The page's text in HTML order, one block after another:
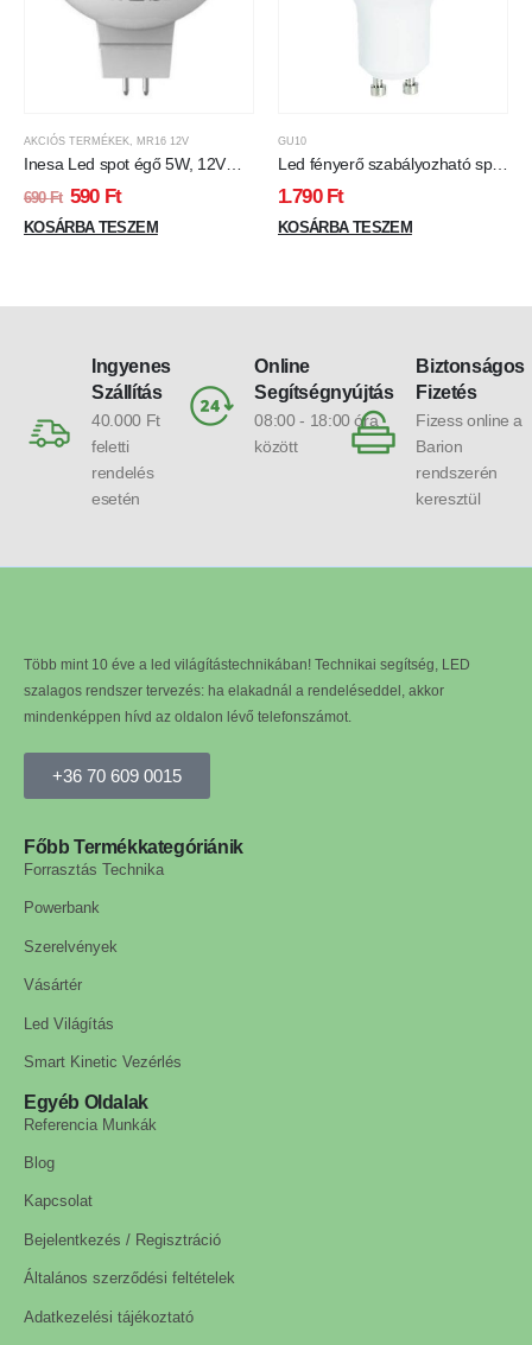
AKCIÓS TERMÉKEK, MR16 12V
Inesa Led spot égő 5W, 12V
MR16, 380 Lumen, 4000K,
közép fehér.
690Ft 590 Ft
KOSÁRBA TESZEM
GU10
Led fényerő szabályozható spot
égő, GU10 7W, 470 lumen,
2700K, meleg fehér, tejüveg
1.790 Ft
KOSÁRBA TESZEM
Ingyenes
Szállítás
40.000 Ft
feletti
rendelés
esetén
Online
Segítségnyújtás
08:00 - 18:00 óra
között
Biztonságos
Fizetés
Fizess online a
Barion
rendszerén
keresztül
Több mint 10 éve a led világítástechnikában! Technikai segítség, LED
szalagos rendszer tervezés: ha elakadnál a rendeléseddel, akkor
mindenképpen hívd az oldalon lévő telefonszámot.
+36 70 609 0015
Főbb Termékkategóriánik
Forrasztás Technika
Powerbank
Szerelvények
Vásártér
Led Világítás
Smart Kinetic Vezérlés
Egyéb Oldalak
Referencia Munkák
Blog
Kapcsolat
Bejelentkezés / Regisztráció
Általános szerződési feltételek
Adatkezelési tájékoztató